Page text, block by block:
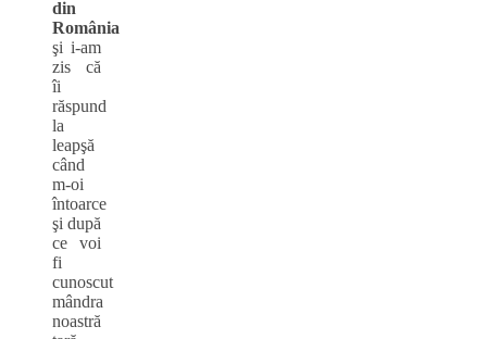
din
România
şi i-am
zis că
îi
răspund
la
leapşă
când
m-oi
întoarce
şi după
ce voi
fi
cunoscut
mândra
noastră